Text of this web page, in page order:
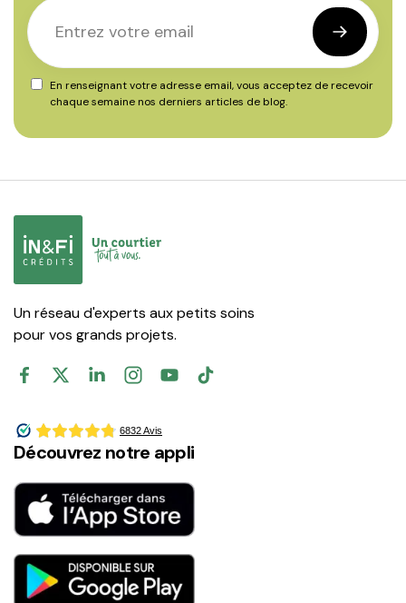
En renseignant votre adresse email, vous acceptez de recevoir
chaque semaine nos derniers articles de blog.
Un réseau d'experts aux petits soins
pour vos grands projets.
Découvrez notre appli